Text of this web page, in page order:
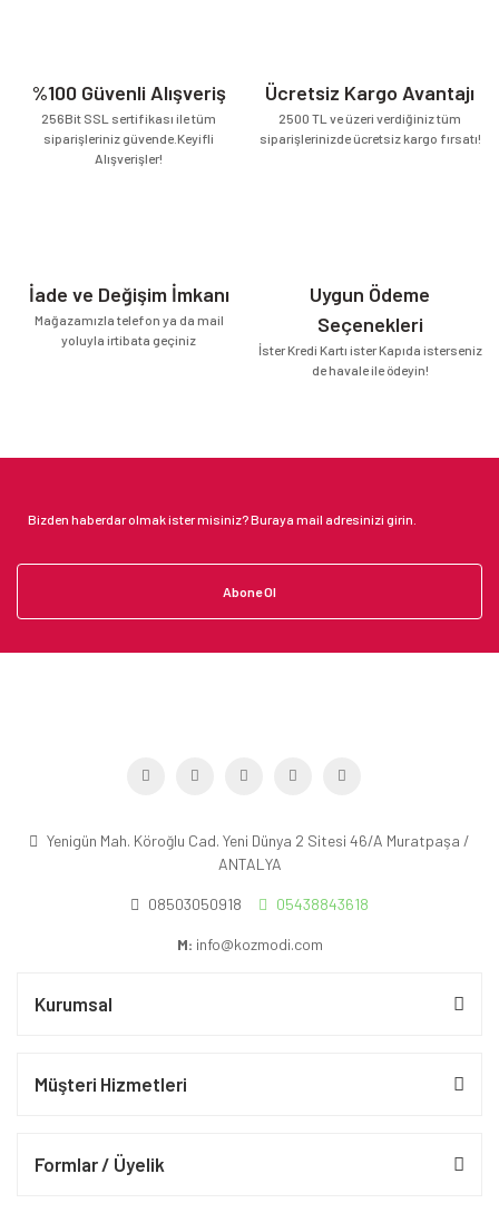
%100 Güvenli Alışveriş
256Bit SSL sertifikası ile tüm
siparişleriniz güvende.Keyifli
Alışverişler!
Ücretsiz Kargo Avantajı
2500 TL ve üzeri verdiğiniz tüm
siparişlerinizde ücretsiz kargo fırsatı!
İade ve Değişim İmkanı
Mağazamızla telefon ya da mail
yoluyla irtibata geçiniz
Uygun Ödeme
Seçenekleri
İster Kredi Kartı ister Kapıda isterseniz
de havale ile ödeyin!
Abone Ol
Yenigün Mah. Köroğlu Cad. Yeni Dünya 2 Sitesi 46/A Muratpaşa /
ANTALYA
08503050918 05438843618
M: info@kozmodi.com
Kurumsal
Müşteri Hizmetleri
Formlar / Üyelik